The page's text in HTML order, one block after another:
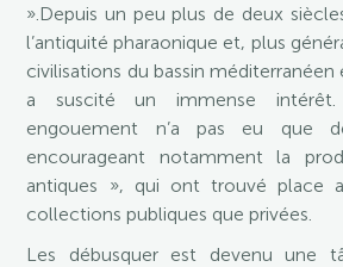
».Depuis un peu plus de deux
l’antiquité pharaonique et, plus
civilisations du bassin
a suscité un immense
engouement n’a pas eu que
encourageant notamment la
antiques », qui ont trouvé place
collections publiques que privées.
Les débusquer est devenu une